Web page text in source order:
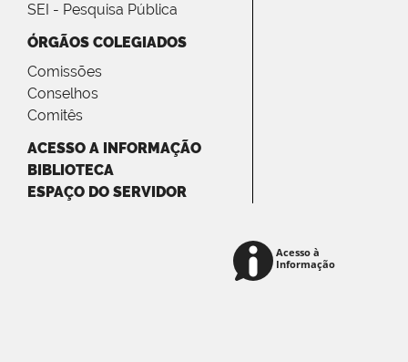
SEI - Pesquisa Pública
ÓRGÃOS COLEGIADOS
Comissões
Conselhos
Comitês
ACESSO A INFORMAÇÃO
BIBLIOTECA
ESPAÇO DO SERVIDOR